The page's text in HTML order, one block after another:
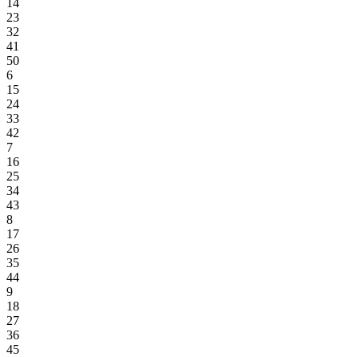
23
32
41
50
6
15
24
33
42
7
16
25
34
43
8
17
26
35
44
9
18
27
36
45